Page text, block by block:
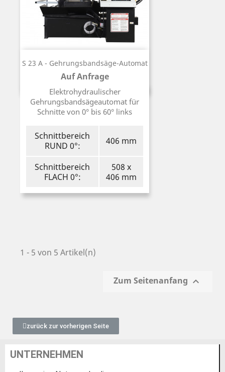
S 23 A - Gehrungsbandsäge-Automat
Auf Anfrage
Preis
Elektrohydraulischer
Gehrungsbandsägeautomat für
Schnitte von 0° bis 60° links
Schnittbereich
RUND 0°:
406 mm
Schnittbereich
FLACH 0°:
508 x
406 mm
1 - 5 von 5 Artikel(n)
Zum Seitenanfang 
zurück zur vorherigen Seite
UNTERNEHMEN